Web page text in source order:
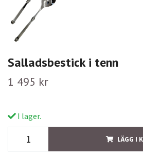
Salladsbestick i tenn
1 495 kr
I lager.
LÄGG I